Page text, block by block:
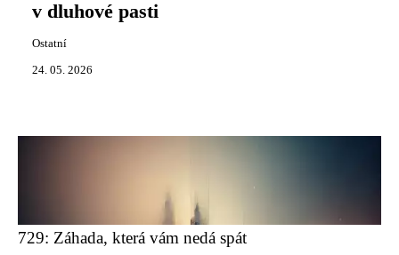
v dluhové pasti
Ostatní
24. 05. 2026
729: Záhada, která vám nedá spát